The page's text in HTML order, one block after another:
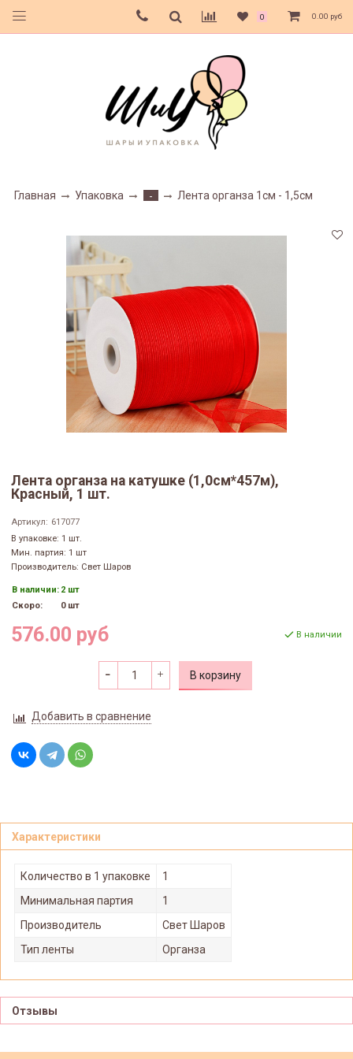
0 0.00 руб
Главная Упаковка - Лента органза 1см - 1,5см
Лента органза на катушке (1,0см*457м),
Красный, 1 шт.
Артикул: 617077
В упаковке: 1 шт.
Мин. партия: 1 шт
Производитель: Свет Шаров
В наличии: 2 шт
Скоро:
0 шт
576.00 руб В наличии
В корзину
Добавить в сравнение
Характеристики
Количество в 1 упаковке
1
Минимальная партия
1
Производитель
Свет Шаров
Тип ленты
Органза
Отзывы